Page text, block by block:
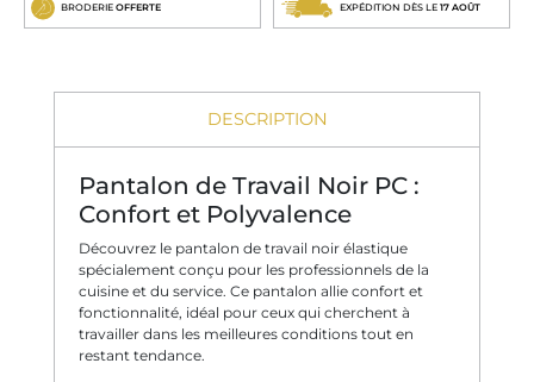
BRODERIE OFFERTE EXPÉDITION DÈS LE 17 AOÛT
DESCRIPTION
Pantalon de Travail Noir PC :
Confort et Polyvalence
Découvrez le pantalon de travail noir élastique
spécialement conçu pour les professionnels de la
cuisine et du service. Ce pantalon allie confort et
fonctionnalité, idéal pour ceux qui cherchent à
travailler dans les meilleures conditions tout en
restant tendance.